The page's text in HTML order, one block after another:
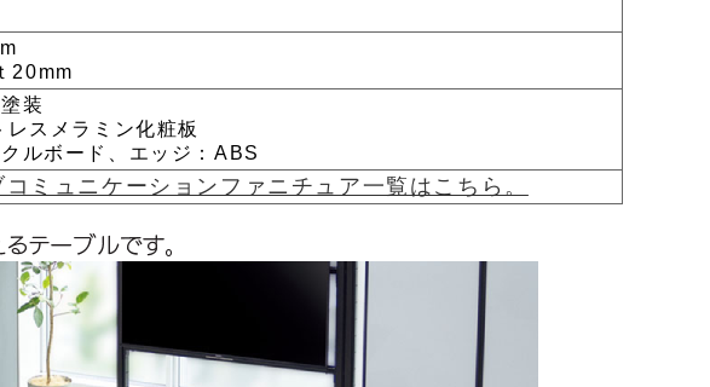
20mm
装
スメラミン化粧板
ボード、エッジ：ABS
ミュニケーションファニチュア一覧はこちら。